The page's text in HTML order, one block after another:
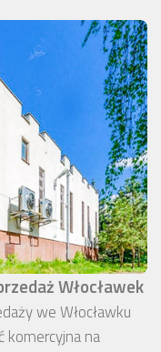
Włocławek
we Włocławku
komercyjna na